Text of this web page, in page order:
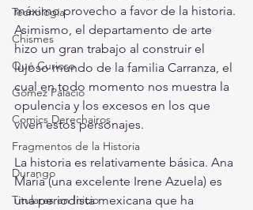
Tecnología
Chismes
Qué Curioso
Gómez Palacio
Comics Derechairos
Fragmentos de la Historia
Durango
Titulares en Inicio
máximo provecho a favor de la historia.
Asimismo, el departamento de arte
hizo un gran trabajo al construir el
lujoso mundo de la familia Carranza, el
cual en todo momento nos muestra la
opulencia y los excesos en los que
viven estos personajes.
La historia es relativamente básica. Ana
María (una excelente Irene Azuela) es
una periodista mexicana que ha